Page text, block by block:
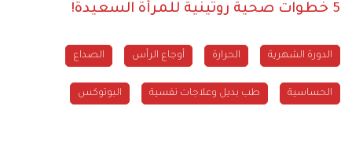
5 خطوات صحية روتينية للمرأة السعيدة!
الدورة الشهرية الحرارة أوجاع الرأس الصداع
الحساسية طب بديل وعلاجات نفسية البوتوكس